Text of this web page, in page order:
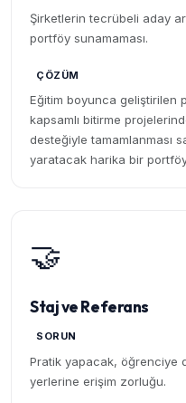
Şirketlerin tecrübeli aday
portföy sunamaması.
ÇÖZÜM
Eğitim boyunca geliştirilen
kapsamlı bitirme
desteğiyle tamamlanması
yaratacak harika bir
🤝
Staj ve Referans
SORUN
Pratik yapacak, öğrenciye
yerlerine erişim zorluğu.